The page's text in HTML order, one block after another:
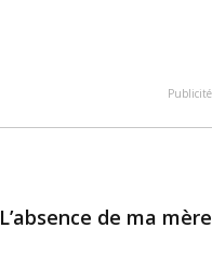
Publicité
de ma